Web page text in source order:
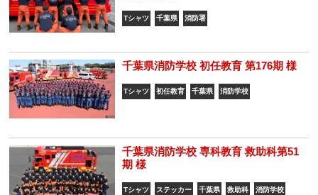
Tシャツ 千葉県 消防署
千葉県消防学校 初任教育 第176期 様
Tシャツ 初任教育 千葉県 消防学校
千葉県消防学校 専科教育 救助科第51
期 様
Tシャツ ステッカー 千葉県 救助科 消防学校